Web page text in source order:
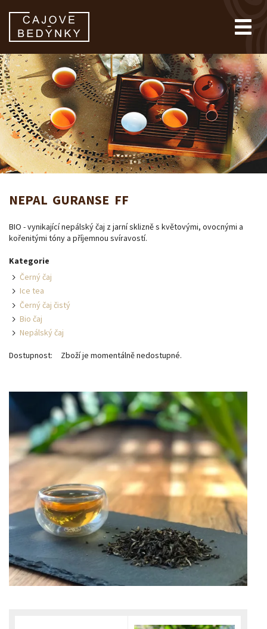
NEPAL GURANSE FF
BIO - vynikající nepálský čaj z jarní sklizně s květovými, ovocnými a
kořenitými tóny a příjemnou svíravostí.
Kategorie
Černý čaj
Ice tea
Černý čaj čistý
Bio čaj
Nepálský čaj
Dostupnost: Zboží je momentálně nedostupné.